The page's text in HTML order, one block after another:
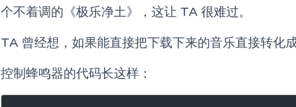
个不着调的《极乐净土》，这让 TA 很难过。
TA 曾经想，如果能直接把下载下来的音乐直接转化
控制蜂鸣器的代码长这样：